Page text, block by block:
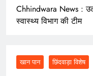
Chhindwara News :
स्वास्थ्य विभाग की टीम
खान पान छिंदवाड़ा विशेष